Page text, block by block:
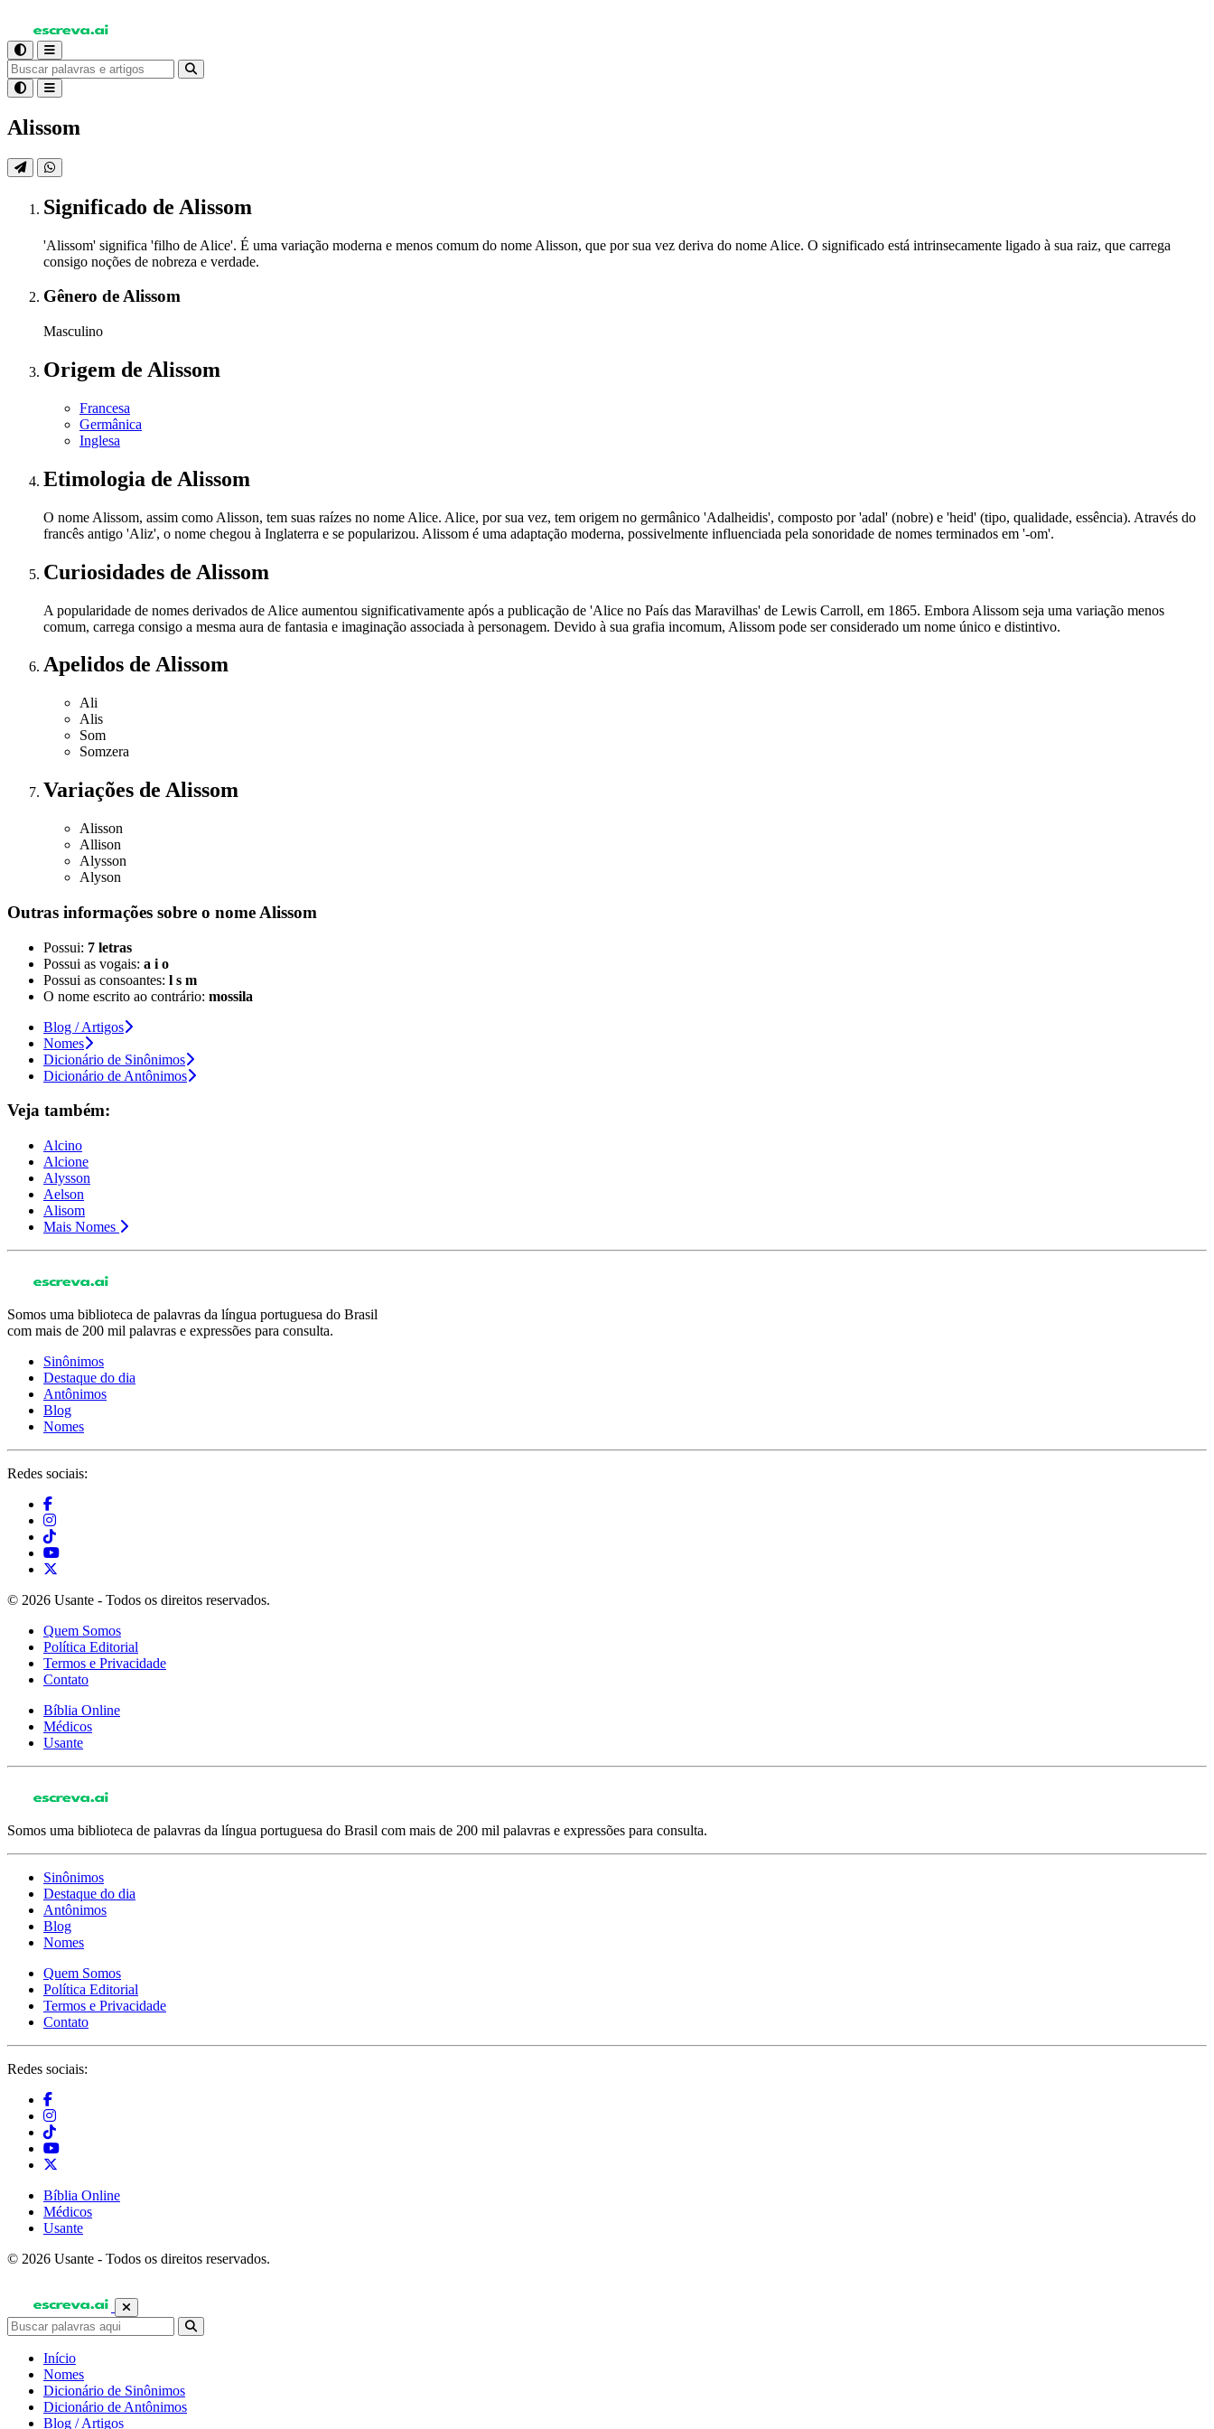
Alissom
Significado de Alissom
'Alissom' significa 'filho de Alice'. É uma variação moderna e menos comum do nome Alisson, que por sua vez deriva do nome Alice. O significado está intrinsecamente ligado à sua raiz, que carrega
consigo noções de nobreza e verdade.
Gênero de Alissom
Masculino
Origem de Alissom
Francesa
Germânica
Inglesa
Etimologia de Alissom
O nome Alissom, assim como Alisson, tem suas raízes no nome Alice. Alice, por sua vez, tem origem no germânico 'Adalheidis', composto por 'adal' (nobre) e 'heid' (tipo, qualidade, essência). Através do
francês antigo 'Aliz', o nome chegou à Inglaterra e se popularizou. Alissom é uma adaptação moderna, possivelmente influenciada pela sonoridade de nomes terminados em '-om'.
Curiosidades de Alissom
A popularidade de nomes derivados de Alice aumentou significativamente após a publicação de 'Alice no País das Maravilhas' de Lewis Carroll, em 1865. Embora Alissom seja uma variação menos
comum, carrega consigo a mesma aura de fantasia e imaginação associada à personagem. Devido à sua grafia incomum, Alissom pode ser considerado um nome único e distintivo.
Apelidos de Alissom
Ali
Alis
Som
Somzera
Variações de Alissom
Alisson
Allison
Alysson
Alyson
Outras informações sobre o nome Alissom
Possui: 7 letras
Possui as vogais: a i o
Possui as consoantes: l s m
O nome escrito ao contrário: mossila
Blog / Artigos
Nomes
Dicionário de Sinônimos
Dicionário de Antônimos
Veja também:
Alcino
Alcione
Alysson
Aelson
Alisom
Mais Nomes
Somos uma biblioteca de palavras da língua portuguesa do Brasil
com mais de 200 mil palavras e expressões para consulta.
Sinônimos
Destaque do dia
Antônimos
Blog
Nomes
Redes sociais:
© 2026 Usante - Todos os direitos reservados.
Quem Somos
Política Editorial
Termos e Privacidade
Contato
Bíblia Online
Médicos
Usante
Somos uma biblioteca de palavras da língua portuguesa do Brasil com mais de 200 mil palavras e expressões para consulta.
Sinônimos
Destaque do dia
Antônimos
Blog
Nomes
Quem Somos
Política Editorial
Termos e Privacidade
Contato
Redes sociais:
Bíblia Online
Médicos
Usante
© 2026 Usante - Todos os direitos reservados.
Início
Nomes
Dicionário de Sinônimos
Dicionário de Antônimos
Blog / Artigos